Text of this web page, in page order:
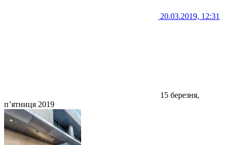
20.03.2019, 12:31
15 березня,
п’ятниця 2019